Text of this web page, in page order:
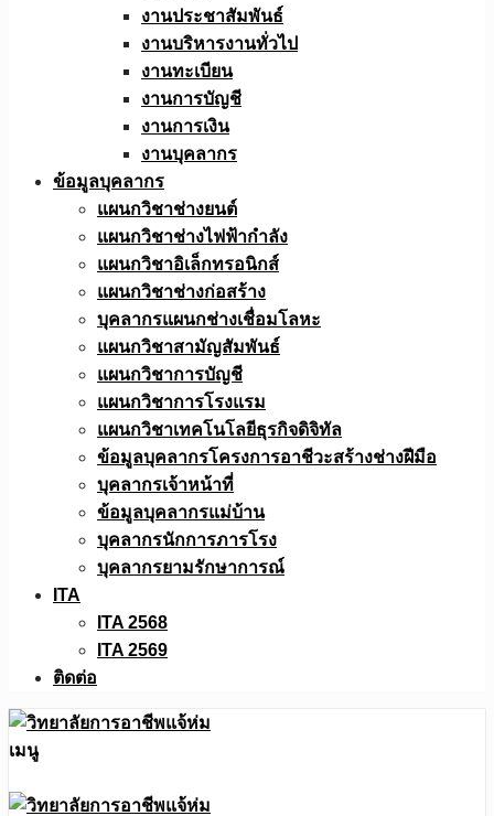
งานประชาสัมพันธ์
งานบริหารงานทั่วไป
งานทะเบียน
งานการบัญชี
งานการเงิน
งานบุคลากร
ข้อมูลบุคลากร
แผนกวิชาช่างยนต์
แผนกวิชาช่างไฟฟ้ากำลัง
แผนกวิชาอิเล็กทรอนิกส์
แผนกวิชาช่างก่อสร้าง
บุคลากรแผนกช่างเชื่อมโลหะ
แผนกวิชาสามัญสัมพันธ์
แผนกวิชาการบัญชี
แผนกวิชาการโรงแรม
แผนกวิชาเทคโนโลยีธุรกิจดิจิทัล
ข้อมูลบุคลากรโครงการอาชีวะสร้างช่างฝีมือ
บุคลากรเจ้าหน้าที่
ข้อมูลบุคลากรแม่บ้าน
บุคลากรนักการภารโรง
บุคลากรยามรักษาการณ์
ITA
ITA 2568
ITA 2569
ติดต่อ
เมนู